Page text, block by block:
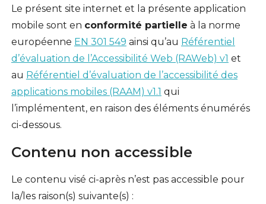
Le présent site internet et la présente application
mobile sont en conformité partielle à la norme
européenne EN 301 549 ainsi qu’au Référentiel
d’évaluation de l’Accessibilité Web (RAWeb) v1 et
au Référentiel d’évaluation de l’accessibilité des
applications mobiles (RAAM) v1.1 qui
l’implémentent, en raison des éléments énumérés
ci-dessous.
Contenu non accessible
Le contenu visé ci-après n’est pas accessible pour
la/les raison(s) suivante(s) :